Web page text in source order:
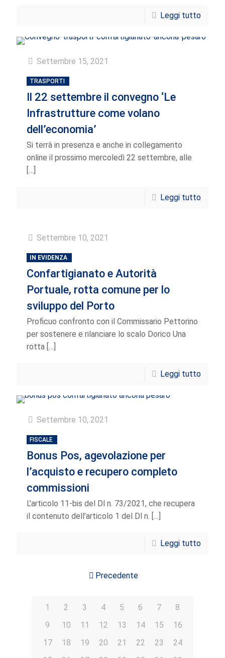
Leggi tutto
Settembre 15, 2021
TRASPORTI
Il 22 settembre il convegno ‘Le
Infrastrutture come volano
dell’economia’
Si terrà in presenza e anche in collegamento
online il prossimo mercoledì 22 settembre, alle
[…]
Leggi tutto
Settembre 10, 2021
IN EVIDENZA
Confartigianato e Autorità
Portuale, rotta comune per lo
sviluppo del Porto
Proficuo confronto con il Commissario Pettorino
per sostenere e rilanciare lo scalo Dorico Una
rotta […]
Leggi tutto
Settembre 10, 2021
FISCALE
Bonus Pos, agevolazione per
l’acquisto e recupero completo
commissioni
L’articolo 11-bis del Dl n. 73/2021, che recupera
il contenuto dell’articolo 1 del Dl n. […]
Leggi tutto
Precedente
1 2 3 4 5 6 7
8
9
10 11 12 13 14 15
16
17
18 19 20 21 22 23
24